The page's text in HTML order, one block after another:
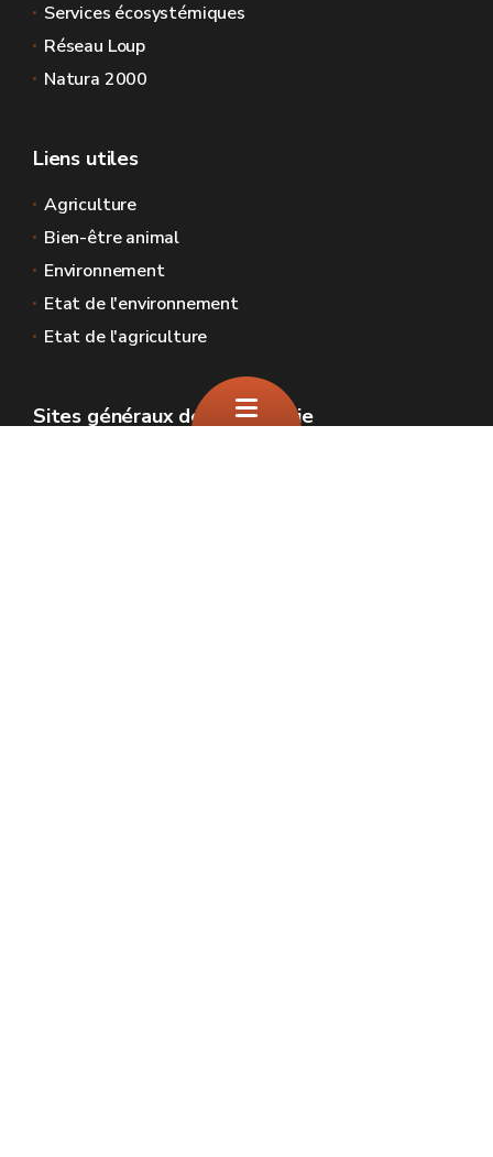
Services écosystémiques
Réseau Loup
Natura 2000
Liens utiles
Agriculture
Bien-être animal
Environnement
Etat de l'environnement
Etat de l'agriculture
Sites généraux de la Wallonie